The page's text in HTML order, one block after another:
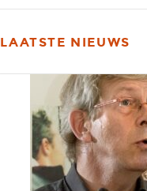
LAATSTE NIEUWS